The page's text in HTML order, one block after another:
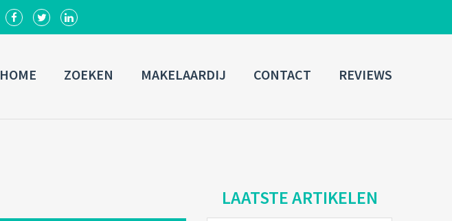
Username
Connect with:
HOME ZOEKEN MAKELAARDIJ CONTACT REVIEWS
LAATSTE ARTIKELEN